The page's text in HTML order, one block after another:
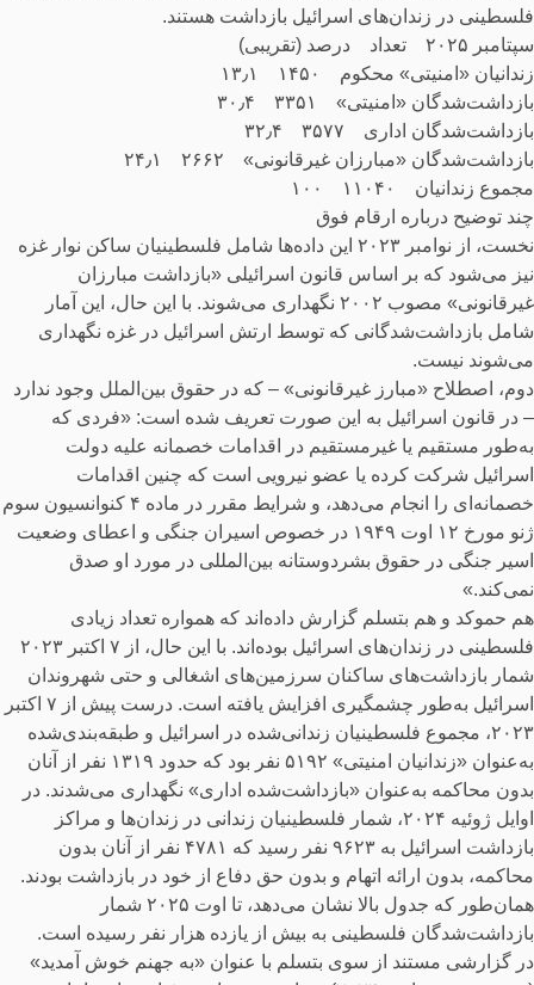
فلسطینی در زندان‌های اسرائیل بازداشت هستند.
سپتامبر ۲۰۲۵ تعداد درصد (تقریبی)
زندانیان «امنیتی» محکوم ۱۴۵۰ ۱۳٫۱
بازداشت‌شدگان «امنیتی» ۳۳۵۱ ۳۰٫۴
بازداشت‌شدگان اداری ۳۵۷۷ ۳۲٫۴
بازداشت‌شدگان «مبارزان غیرقانونی» ۲۶۶۲ ۲۴٫۱
مجموع زندانیان ۱۱۰۴۰ ۱۰۰
چند توضیح درباره ارقام فوق
نخست، از نوامبر ۲۰۲۳ این داده‌ها شامل فلسطینیان ساکن نوار غزه
نیز می‌شود که بر اساس قانون اسرائیلی «بازداشت مبارزان
غیرقانونی» مصوب ۲۰۰۲ نگهداری می‌شوند. با این حال، این آمار
شامل بازداشت‌شدگانی که توسط ارتش اسرائیل در غزه نگهداری
می‌شوند نیست.
دوم، اصطلاح «مبارز غیرقانونی» – که در حقوق بین‌الملل وجود ندارد
– در قانون اسرائیل به این صورت تعریف شده است: «فردی که
به‌طور مستقیم یا غیرمستقیم در اقدامات خصمانه علیه دولت
اسرائیل شرکت کرده یا عضو نیرویی است که چنین اقدامات
خصمانه‌ای را انجام می‌دهد، و شرایط مقرر در ماده ۴ کنوانسیون سوم
ژنو مورخ ۱۲ اوت ۱۹۴۹ در خصوص اسیران جنگی و اعطای وضعیت
اسیر جنگی در حقوق بشردوستانه بین‌المللی در مورد او صدق
نمی‌کند.»
هم حموکد و هم بتسلم گزارش داده‌اند که همواره تعداد زیادی
فلسطینی در زندان‌های اسرائیل بوده‌اند. با این حال، از ۷ اکتبر ۲۰۲۳
شمار بازداشت‌های ساکنان سرزمین‌های اشغالی و حتی شهروندان
اسرائیل به‌طور چشمگیری افزایش یافته است. درست پیش از ۷ اکتبر
۲۰۲۳، مجموع فلسطینیان زندانی‌شده در اسرائیل و طبقه‌بندی‌شده
به‌عنوان «زندانیان امنیتی» ۵۱۹۲ نفر بود که حدود ۱۳۱۹ نفر از آنان
بدون محاکمه به‌عنوان «بازداشت‌شده اداری» نگهداری می‌شدند. در
اوایل ژوئیه ۲۰۲۴، شمار فلسطینیان زندانی در زندان‌ها و مراکز
بازداشت اسرائیل به ۹۶۲۳ نفر رسید که ۴۷۸۱ نفر از آنان بدون
محاکمه، بدون ارائه اتهام و بدون حق دفاع از خود در بازداشت بودند.
همان‌طور که جدول بالا نشان می‌دهد، تا اوت ۲۰۲۵ شمار
بازداشت‌شدگان فلسطینی به بیش از یازده هزار نفر رسیده است.
در گزارشی مستند از سوی بتسلم با عنوان «به جهنم خوش آمدید»